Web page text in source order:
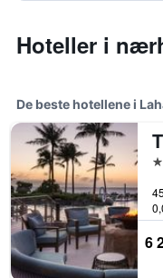
Hoteller i
De beste hotellene i
4
6